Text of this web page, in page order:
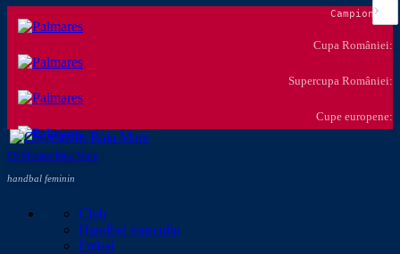
Campionat:
Cupa României:
Supercupa României:
Cupe europene:
CS Minaur Baia Mare
handbal feminin
Club
Handbal masculin
Fotbal
›